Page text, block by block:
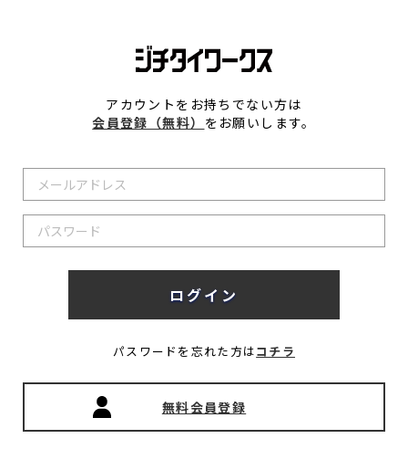
アカウントをお持ちでない方は
会員登録（無料） をお願いします。
パスワードを忘れた方はコチラ
無料会員登録